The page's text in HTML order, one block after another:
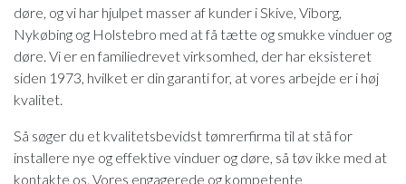
døre, og vi har hjulpet masser af kunder i Skive, Viborg,
Nykøbing og Holstebro med at få tætte og smukke vinduer og
døre. Vi er en familiedrevet virksomhed, der har eksisteret
siden 1973, hvilket er din garanti for, at vores arbejde er i høj
kvalitet.
Så søger du et kvalitetsbevidst tømrerfirma til at stå for
installere nye og effektive vinduer og døre, så tøv ikke med at
kontakte os. Vores engagerede og kompetente